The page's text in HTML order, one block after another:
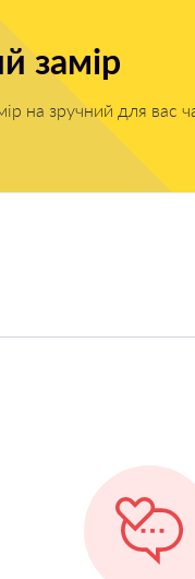
замір
на зручний для вас